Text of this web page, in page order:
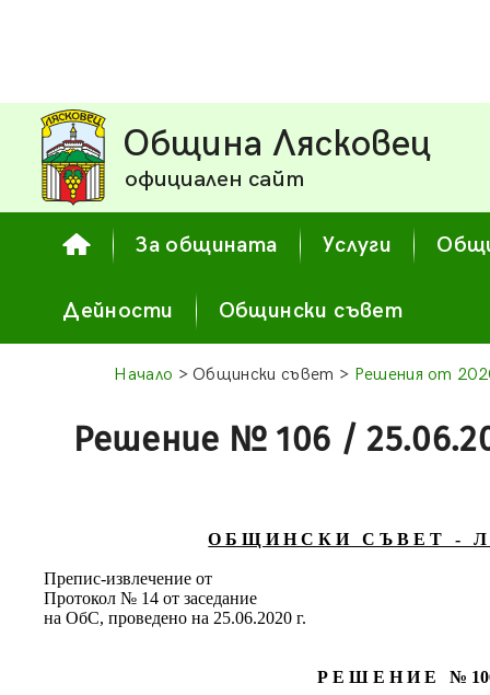
Община Лясковец
официален сайт
За общината Услуги
Дейности Общински съвет
Начало > Общински съвет > Решения от
Решение № 106 /
О Б Щ И Н С К И С Ъ В Е Т - Л
Препис-извлечение от
Протокол № 14 от заседание
на ОбС, проведено на 25.06.2020 г.
Р Е Ш Е Н И Е №